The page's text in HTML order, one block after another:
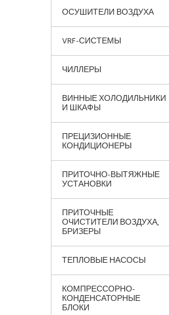
ОСУШИТЕЛИ ВОЗДУХА
VRF-СИСТЕМЫ
ЧИЛЛЕРЫ
ВИННЫЕ ХОЛОДИЛЬНИКИ
И ШКАФЫ
ПРЕЦИЗИОННЫЕ
КОНДИЦИОНЕРЫ
ПРИТОЧНО-ВЫТЯЖНЫЕ
УСТАНОВКИ
ПРИТОЧНЫЕ
ОЧИСТИТЕЛИ ВОЗДУХА,
БРИЗЕРЫ
ТЕПЛОВЫЕ НАСОСЫ
КОМПРЕССОРНО-
КОНДЕНСАТОРНЫЕ
БЛОКИ